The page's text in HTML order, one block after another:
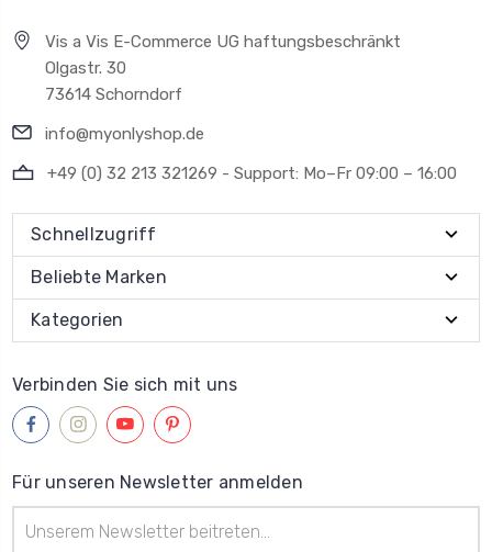
Vis a Vis E-Commerce UG haftungsbeschränkt
Olgastr. 30
73614 Schorndorf
info@myonlyshop.de
+49 (0) 32 213 321269 - Support: Mo–Fr 09:00 – 16:00
Schnellzugriff
Beliebte Marken
Kategorien
Verbinden Sie sich mit uns
Für unseren Newsletter anmelden
Mail-